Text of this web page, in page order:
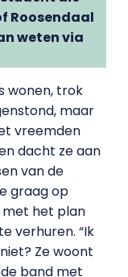
Roosendaal
weten via
wonen, trok
maar
vreemden
dacht ze aan
van de
graag op
met het plan
verhuren. “Ik
Ze woont
band met